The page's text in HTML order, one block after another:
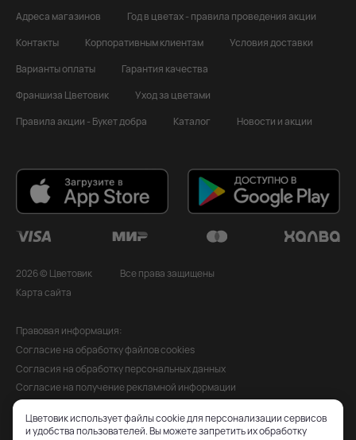
Адреса магазинов
Год в цветах - правила проведения акции
Контакты
Корпоративным клиентам
Условия доставки
Варианты оплаты
Гарантия качества
Франшиза Цветовик
Уход за цветами
Правила акции - Букет добра
Каталог Новости и акции
2026 © Цветовик
Все права защищены
Карта сайта
Правовая информация:
Согласие на обработку файлов cookies
Согласия на обработку персональных данных
Согласие на получение рекламной информации
Политика обработки персональных данных
Публичная оферта
Цветовик использует файлы cookie для персонализации сервисов
и удобства пользователей. Вы можете запретить их обработку